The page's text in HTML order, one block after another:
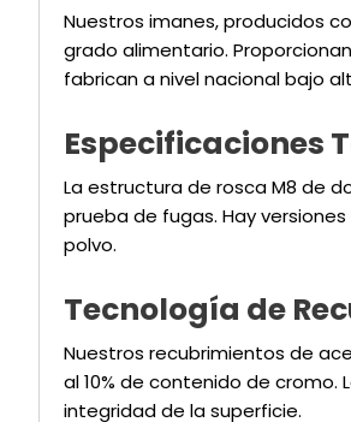
Nuestros imanes, producidos
grado alimentario.
fabrican a nivel nacional bajo
Especificaciones
La estructura de rosca M8 de
prueba de fugas. Hay
polvo.
Tecnología de
Nuestros recubrimientos de
al 10% de contenido de
integridad de la superficie.